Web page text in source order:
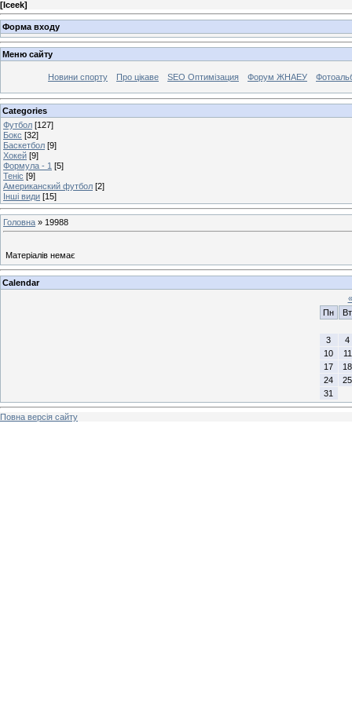
[Iceek]
Форма входу
Меню сайту
Новини спорту Про цікаве SEO Оптимізация Форум ЖНАЕУ
Categories
Футбол [127]
Бокс [32]
Баскетбол [9]
Хокей [9]
Формула - 1 [5]
Теніс [9]
Американский футбол [2]
Інші види [15]
Головна » 19988
Матеріалів немає
Calendar
«
Пн
Вт
3
4
10
11
17
18
24
25
31
Повна версія сайту